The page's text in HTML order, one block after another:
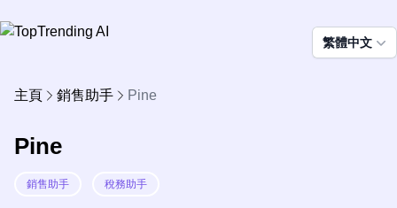
繁體中文
主頁 銷售助手 Pine
Pine
銷售助手 稅務助手